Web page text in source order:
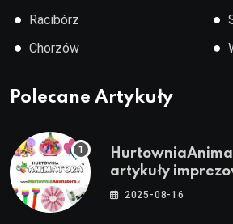
● Racibórz
● Chorzów
●
●
Polecane Artykuły
artykuły
stroje i
2025-08-16